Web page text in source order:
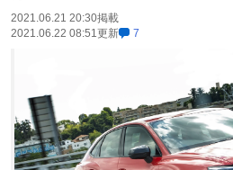
2021.06.21 20:30掲載
2021.06.22 08:51更新 7